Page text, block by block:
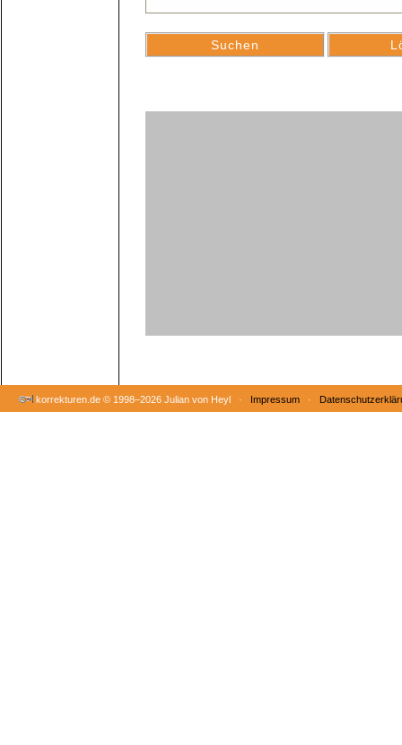
korrekturen.de © 1998–2026 Julian von Heyl · Impressum ·